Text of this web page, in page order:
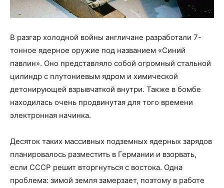
В разгар холодной войны англичане разработали 7-
тонное ядерное оружие под названием «Синий
павлин». Оно представляло собой огромный стальной
цилиндр с плутониевым ядром и химической
детонирующей взрывчаткой внутри. Также в бомбе
находилась очень продвинутая для того времени
электронная начинка.
Десяток таких массивных подземных ядерных зарядов
планировалось разместить в Германии и взорвать,
если СССР решит вторгнуться с востока. Одна
проблема: зимой земля замерзает, поэтому в работе